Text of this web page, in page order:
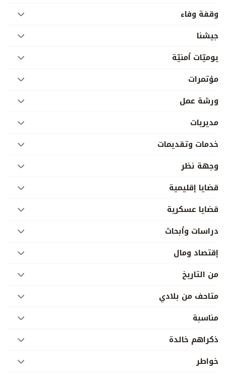
وقفة وفاء
جيشنا
يوميّات أمنيّة
مؤتمرات
ورشة عمل
مديريات
خدمات وتقديمات
وجهة نظر
قضايا إقليمية
قضايا عسكرية
دراسات وأبحاث
إقتصاد ومال
من التاريخ
متاحف من بلادي
مناسبة
ذكراهم خالدة
خواطر